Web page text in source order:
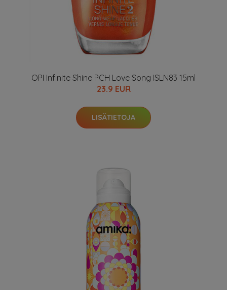
OPI Infinite Shine PCH Love Song ISLN83 15ml
23.9 EUR
LISÄTIETOJA